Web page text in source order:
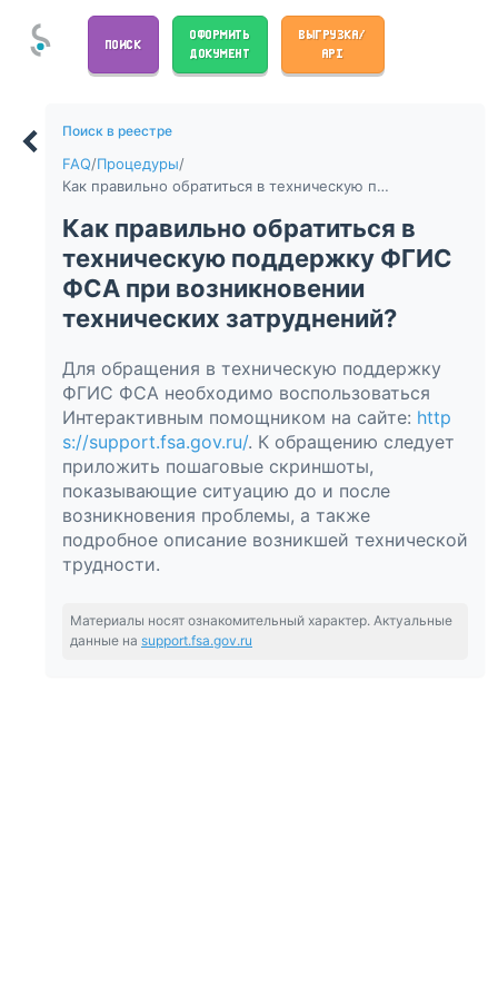
ПОИСК
ОФОРМИТЬ
ДОКУМЕНТ
ВЫГРУЗКА/
API
Поиск в реестре
FAQ/Процедуры/
Как правильно обратиться в техническую поддержку ФГИС ФСА при возникновении технических затруднений?
Как правильно обратиться в
техническую поддержку ФГИС
ФСА при возникновении
технических затруднений?
Для обращения в техническую поддержку
ФГИС ФСА необходимо воспользоваться
Интерактивным помощником на сайте: http
s://support.fsa.gov.ru/. К обращению следует
приложить пошаговые скриншоты,
показывающие ситуацию до и после
возникновения проблемы, а также
подробное описание возникшей технической
трудности.
Материалы носят ознакомительный характер. Актуальные
данные на support.fsa.gov.ru